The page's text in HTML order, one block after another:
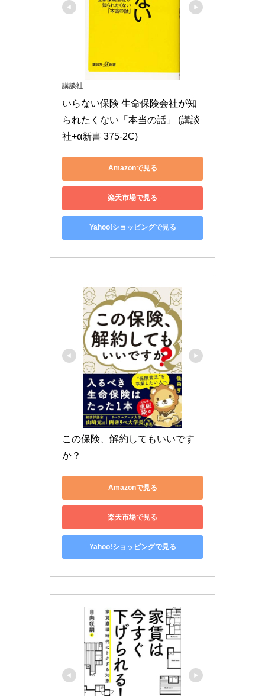
講談社
いらない保険 生命保険会社が知
られたくない「本当の話」 (講談
社+α新書 375-2C)
Amazonで見る
楽天市場で見る
Yahoo!ショッピングで見る
この保険、解約してもいいです
か？
Amazonで見る
楽天市場で見る
Yahoo!ショッピングで見る